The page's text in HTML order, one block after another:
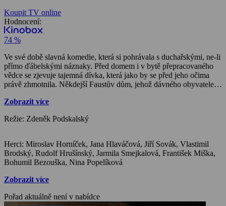
Koupit TV online
Hodnocení:
74 %
Ve své době slavná komedie, která si pohrávala s duchařskými, ne-li
přímo ďábelskými náznaky. Před domem i v bytě přepracovaného
vědce se zjevuje tajemná dívka, která jako by se před jeho očima
právě zhmotnila. Někdejší Faustův dům, jehož dávného obyvatele si
zakotvení. Dívka si zpola zmateného muže odveze na výlet, ocitnou
když nejvíce pozornosti získala ústřední dvojice vtipně zahraná
dosáhla i rázovitá dvojice vesnických brumlalů.
Zobrazit více
Režie: Zdeněk Podskalský
Herci: Miroslav Horníček, Jana Hlaváčová, Jiří Sovák, Vlastimil
Brodský, Rudolf Hrušínský, Jarmila Smejkalová, František Miška,
Bohumil Bezouška, Nina Popelíková
Zobrazit více
Pořad aktuálně není v nabídce